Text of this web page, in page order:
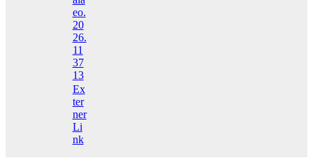
eo.
20
26.
11
37
13
Ex
ter
ner
Li
nk